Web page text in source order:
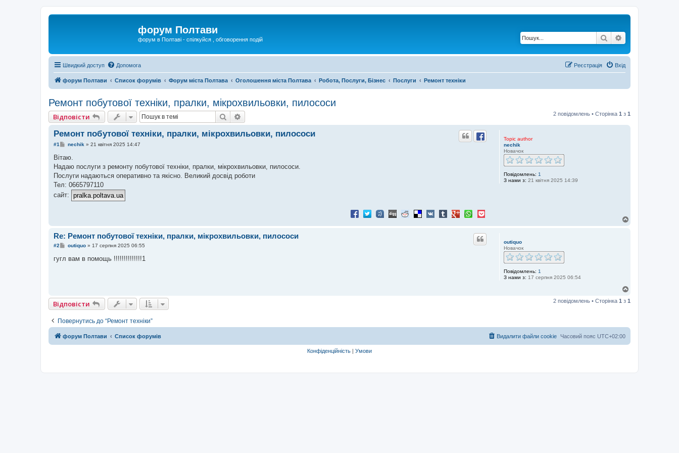
форум Полтави
форум в Полтаві - спілкуйся , обговорення подій Пошук
Швидкий доступ Допомога Вхід
Реєстрація
форум Полтави Список форумів Форум міста Полтава Оголошення міста Полтава Робота, Послуги, Бізнес Послуги Ремонт техніки
Ремонт побутової техніки, пралки, мікрохвильовки, пилососи
Відповісти Пошук 2 повідомлень • Сторінка 1 з 1
Topic author
nechik
Новачок
Повідомлень: 1
З нами з: 21 квітня 2025 14:39
Ремонт побутової техніки, пралки, мікрохвильовки, пилососи
#1
П
в
д
о
л
н
nechik » 21 квітня 2025 14:47
Вітаю.
Надаю послуги з ремонту побутової техніки, пралки, мікрохвильовки, пилососи.
Послуги надаються оперативно та якісно. Великий досвід роботи
Тел: 0665797110
сайт:
outiquo
Новачок
Повідомлень: 1
З нами з: 17 серпня 2025 06:54
Re: Ремонт побутової техніки, пралки, мікрохвильовки, пилососи
#2
П
в
н
н
я
outiquo» 17 серпня 2025 06:55
гугл вам в помощь !!!!!!!!!!!!!!1
г
Відповісти 2 повідомлень • Сторінка 1 з 1
Повернутись до “Ремонт техніки”
форум Полтави Список форумів Часовий пояс UTC+02:00
Видалити файли cookie
Конфіденційність | Умови